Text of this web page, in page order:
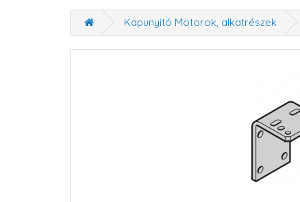
Kapunyitó Motorok, alkatrészek